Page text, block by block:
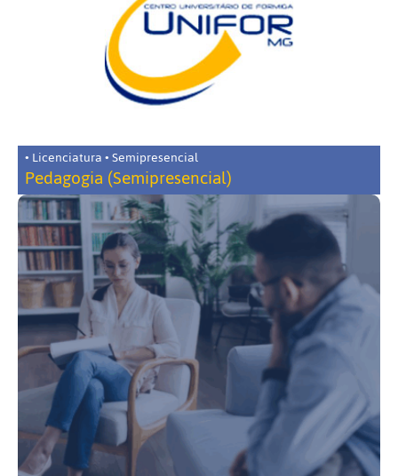
• Licenciatura • Semipresencial
Pedagogia (Semipresencial)